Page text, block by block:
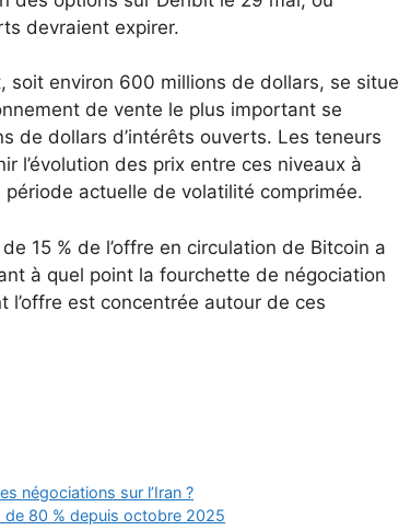
devraient expirer.
soit environ 600 millions de dollars, se situe
de vente le plus important se
de dollars d’intérêts ouverts. Les teneurs
l’évolution des prix entre ces niveaux à
période actuelle de volatilité comprimée.
15 % de l’offre en circulation de Bitcoin a
à quel point la fourchette de négociation
est concentrée autour de ces
négociations sur l’Iran ?
de 80 % depuis octobre 2025